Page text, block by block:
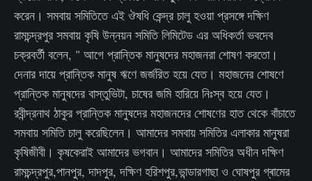
করেন। ‌সমবায় সমিতিতে এই ঔষধি কেন্দ্র চালু হওয়া প্রসঙ্গে দক্ষিণ
রামচন্দ্রপুর সমবায় কৃষি উন্নয়ন সমিতি লিমিটেড এর অধিকর্তা ভবদেব
চক্রবর্তী বলেন, " আগে প্রান্তিক মানুষদের মহাজনরা শোষণ করতো।
দেনার দায়ে প্রান্তিক মানুষ ঋণে জর্জরিত হয়ে যেত। মহাজনের শোষণে
প্রান্তিক মানুষদের বাস্তুভিটা, চাষের জমি হারিয়ে নিঃস্ব হয়ে যেত।
রবীন্দ্রনাথ ঠাকুর প্রান্তিক মানুষদের মহাজনদের শোষণের হাত থেকে বাঁচাতে
সমবায় সমিতি চালু করেছিলেন। আমাদের সমবায় সমিতির এলাকার মানুষরা
কৃষিজীবী। কৃষকেরাই আমাদের ভগবান। আমাদের সমিতির অধীন দক্ষিণ
রামচন্দ্রপুর,পানপুর, দাদপুর, দক্ষিণ হরিশপুর,ভান্ডারগাছা ও ঘোষপুর গ্ৰামের